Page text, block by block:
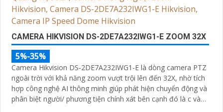
CAMERA HIKVISION DS-2DE7A232IWG1-E ZOOM 32X
5%-35%
Camera Hikvision DS-2DE7A232IWG1-E là dòng camera PTZ
ngoài trời với khả năng zoom vượt trội lên đến 32X, nhờ tích
hợp công nghệ AI thông minh giúp phát hiện chuyển động và
phân biệt người/ phương tiện chính xát bên cạnh đó là c và